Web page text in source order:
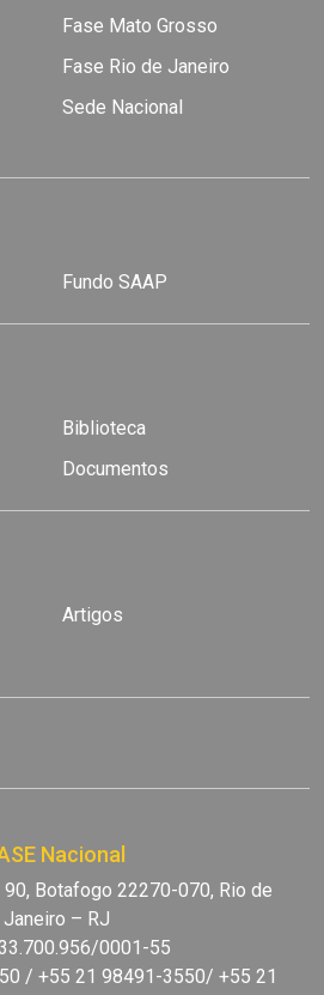
Fase Mato Grosso
Fase Rio de Janeiro
Sede Nacional
Fundo SAAP
Biblioteca
Documentos
Artigos
Nacional
90, Botafogo 22270-070, Rio de
Janeiro – RJ
0001-55
/ +55 21 98491-3550/ +55 21